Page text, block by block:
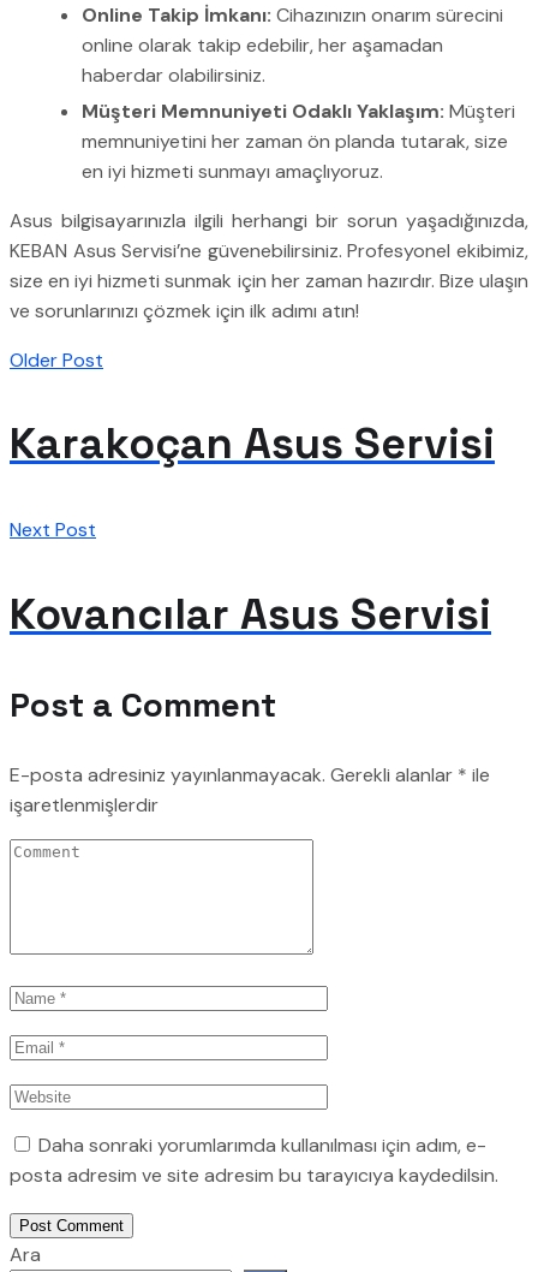
Online Takip İmkanı: Cihazınızın onarım sürecini
online olarak takip edebilir, her aşamadan
haberdar olabilirsiniz.
Müşteri Memnuniyeti Odaklı Yaklaşım: Müşteri
memnuniyetini her zaman ön planda tutarak, size
en iyi hizmeti sunmayı amaçlıyoruz.
Asus bilgisayarınızla ilgili herhangi bir sorun yaşadığınızda,
KEBAN Asus Servisi’ne güvenebilirsiniz. Profesyonel ekibimiz,
size en iyi hizmeti sunmak için her zaman hazırdır. Bize ulaşın
ve sorunlarınızı çözmek için ilk adımı atın!
Older Post
Karakoçan Asus Servisi
Next Post
Kovancılar Asus Servisi
Post a Comment
E-posta adresiniz yayınlanmayacak. Gerekli alanlar * ile
işaretlenmişlerdir
Daha sonraki yorumlarımda kullanılması için adım, e-
posta adresim ve site adresim bu tarayıcıya kaydedilsin.
Post Comment
Ara